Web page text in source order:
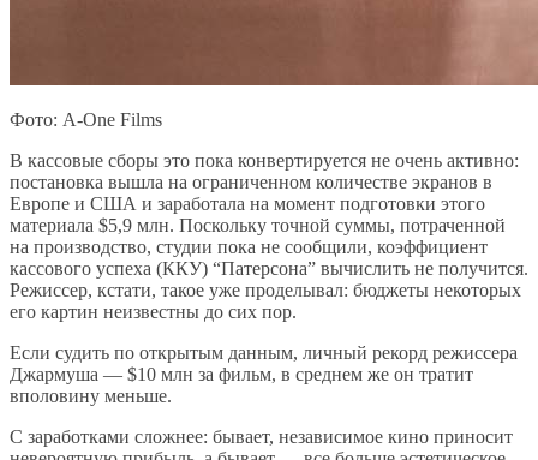
Фото: A-One Films
В кассовые сборы это пока конвертируется не очень активно:
постановка вышла на ограниченном количестве экранов в
Европе и США и заработала на момент подготовки этого
материала $5,9 млн. Поскольку точной суммы, потраченной
на производство, студии пока не сообщили, коэффициент
кассового успеха (ККУ) “Патерсона” вычислить не получится.
Режиссер, кстати, такое уже проделывал: бюджеты некоторых
его картин неизвестны до сих пор.
Если судить по открытым данным, личный рекорд режиссера
Джармуша — $10 млн за фильм, в среднем же он тратит
вполовину меньше.
С заработками сложнее: бывает, независимое кино приносит